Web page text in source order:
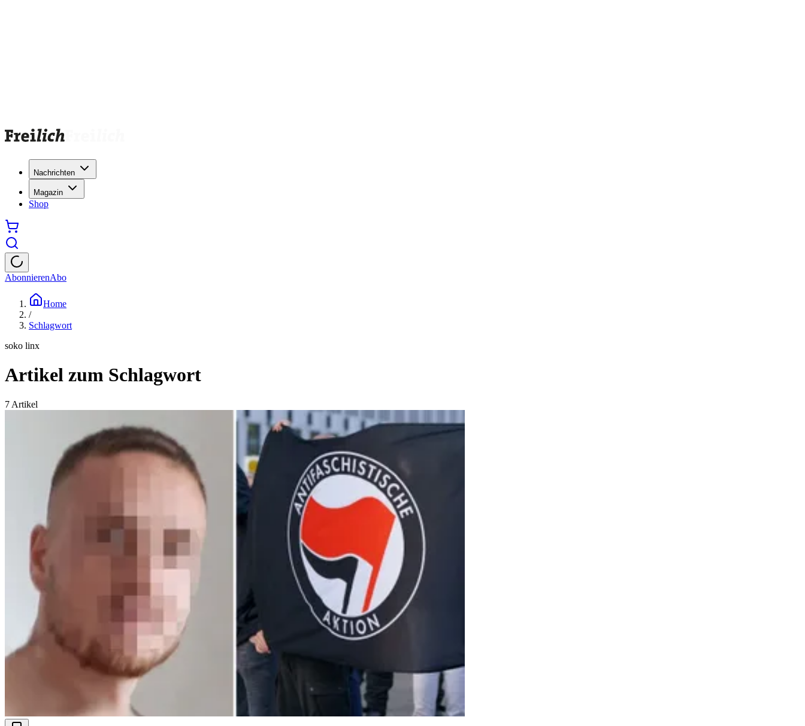
Nachrichten
Magazin
Shop
AbonnierenAbo
Home
/
Schlagwort
soko linx
Artikel zum Schlagwort
7 Artikel